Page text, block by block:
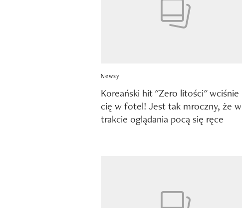
Newsy
Koreański hit "Zero litości" wciśnie
cię w fotel! Jest tak mroczny, że w
trakcie oglądania pocą się ręce